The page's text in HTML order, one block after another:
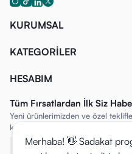
KURUMSAL
KATEGORİLER
HESABIM
Tüm Fırsatlardan İlk Siz
Yeni ürünlerimizden ve özel
kaçırmayın!
Merhaba! 👋 Sadakat